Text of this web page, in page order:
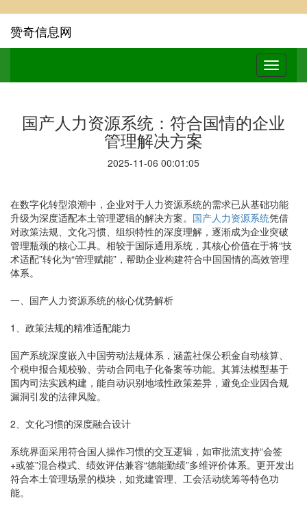
赞奇信息网
国产人力资源系统：符合国情的企业
管理解决方案
2025-11-06 00:01:05
在数字化转型浪潮中，企业对于人力资源系统的需求已从基础功能
升级为深度适配本土管理逻辑的解决方案。 国产人力资源系统凭借
对政策法规、文化习惯、组织特性的深度理解，逐渐成为企业突破
管理瓶颈的核心工具。相较于国际通用系统，其核心价值在于将“技
术适配”转化为“管理赋能”，帮助企业构建符合中国国情的高效管理
体系。
一、国产人力资源系统的核心优势解析
1、政策法规的精准适配能力
国产系统深度嵌入中国劳动法规体系，涵盖社保公积金自动核算、
个税申报合规校验、劳动合同电子化备案等功能。其算法模型基于
国内司法实践构建，能自动识别地域性政策差异，避免企业因合规
漏洞引发的法律风险。
2、文化习惯的深度融合设计
系统界面采用符合国人操作习惯的交互逻辑，如审批流支持“会签
+或签”混合模式、绩效评估兼容“德能勤绩”多维评价体系。更开发出
符合本土管理场景的模块，如党建管理、工会活动统筹等特色功
能。